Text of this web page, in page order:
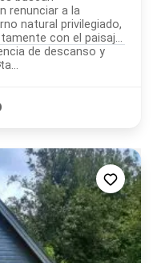
renunciar a la
natural privilegiado,
con el paisaje
de descanso y